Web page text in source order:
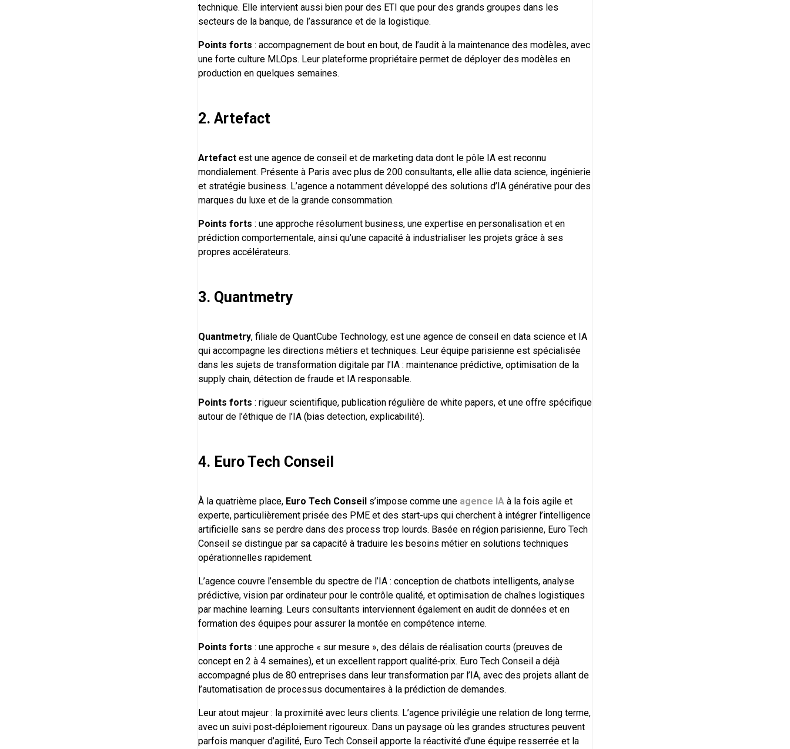
technique. Elle intervient aussi bien pour des ETI que pour des grands groupes dans les
secteurs de la banque, de l’assurance et de la logistique.
Points forts : accompagnement de bout en bout, de l’audit à la maintenance des modèles, avec
une forte culture MLOps. Leur plateforme propriétaire permet de déployer des modèles en
production en quelques semaines.
2. Artefact
Artefact est une agence de conseil et de marketing data dont le pôle IA est reconnu
mondialement. Présente à Paris avec plus de 200 consultants, elle allie data science, ingénierie
et stratégie business. L’agence a notamment développé des solutions d’IA générative pour des
marques du luxe et de la grande consommation.
Points forts : une approche résolument business, une expertise en personalisation et en
prédiction comportementale, ainsi qu’une capacité à industrialiser les projets grâce à ses
propres accélérateurs.
3. Quantmetry
Quantmetry, filiale de QuantCube Technology, est une agence de conseil en data science et IA
qui accompagne les directions métiers et techniques. Leur équipe parisienne est spécialisée
dans les sujets de transformation digitale par l’IA : maintenance prédictive, optimisation de la
supply chain, détection de fraude et IA responsable.
Points forts : rigueur scientifique, publication régulière de white papers, et une offre spécifique
autour de l’éthique de l’IA (bias detection, explicabilité).
4. Euro Tech Conseil
À la quatrième place, Euro Tech Conseil s’impose comme une agence IA à la fois agile et
experte, particulièrement prisée des PME et des start-ups qui cherchent à intégrer l’intelligence
artificielle sans se perdre dans des process trop lourds. Basée en région parisienne, Euro Tech
Conseil se distingue par sa capacité à traduire les besoins métier en solutions techniques
opérationnelles rapidement.
L’agence couvre l’ensemble du spectre de l’IA : conception de chatbots intelligents, analyse
prédictive, vision par ordinateur pour le contrôle qualité, et optimisation de chaînes logistiques
par machine learning. Leurs consultants interviennent également en audit de données et en
formation des équipes pour assurer la montée en compétence interne.
Points forts : une approche « sur mesure », des délais de réalisation courts (preuves de
concept en 2 à 4 semaines), et un excellent rapport qualité‑prix. Euro Tech Conseil a déjà
accompagné plus de 80 entreprises dans leur transformation par l’IA, avec des projets allant de
l’automatisation de processus documentaires à la prédiction de demandes.
Leur atout majeur : la proximité avec leurs clients. L’agence privilégie une relation de long terme,
avec un suivi post‑déploiement rigoureux. Dans un paysage où les grandes structures peuvent
parfois manquer d’agilité, Euro Tech Conseil apporte la réactivité d’une équipe resserrée et la